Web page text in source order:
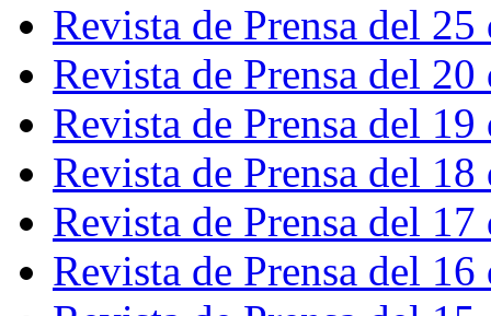
Revista de Prensa del
Revista de Prensa del
Revista de Prensa del
Revista de Prensa del
Revista de Prensa del
Revista de Prensa del